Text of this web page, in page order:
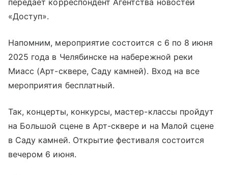
передает корреспондент Агентства новостей
«Доступ».
Напомним, мероприятие состоится с 6 по 8 июня
2025 года в Челябинске на набережной реки
Миасс (Арт-сквере, Саду камней). Вход на все
мероприятия бесплатный.
Так, концерты, конкурсы, мастер-классы пройдут
на Большой сцене в Арт-сквере и на Малой сцене
в Саду камней. Открытие фестиваля состоится
вечером 6 июня.